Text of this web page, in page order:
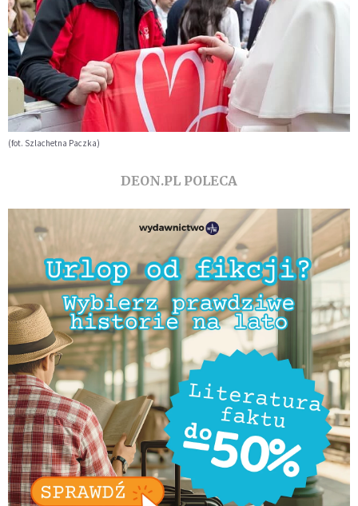
(fot. Szlachetna Paczka)
DEON.PL POLECA